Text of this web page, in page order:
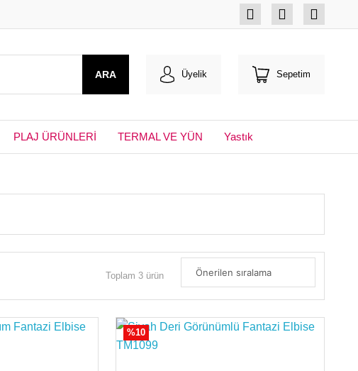
ARA Üyelik Sepetim
PLAJ ÜRÜNLERİ TERMAL VE YÜN Yastık
Toplam 3 ürün
%10